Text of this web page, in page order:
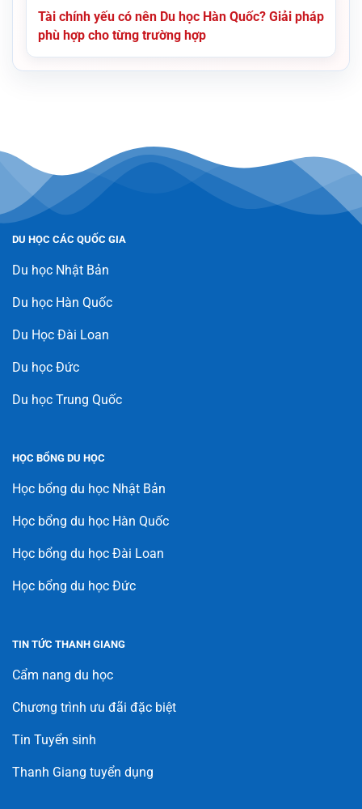
Tài chính yếu có nên Du học Hàn Quốc? Giải pháp
phù hợp cho từng trường hợp
DU HỌC CÁC QUỐC GIA
Du học Nhật Bản
Du học Hàn Quốc
Du Học Đài Loan
Du học Đức
Du học Trung Quốc
HỌC BỔNG DU HỌC
Học bổng du học Nhật Bản
Học bổng du học Hàn Quốc
Học bổng du học Đài Loan
Học bổng du học Đức
TIN TỨC THANH GIANG
Cẩm nang du học
Chương trình ưu đãi đặc biệt
Tin Tuyển sinh
Thanh Giang tuyển dụng